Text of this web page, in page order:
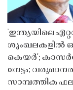
'ഇന്ത്യയിലെ
ശൃംഖലകളിൽ
കെയർ';
നേട്ടം;
സാമ്പത്തിക